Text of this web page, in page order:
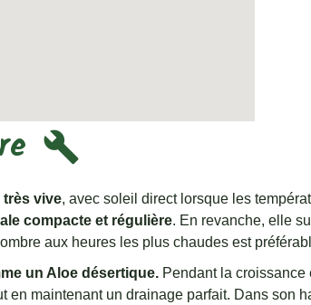
build
très vive, avec soleil direct lorsque les
compacte et régulière. En revanche, elle
aux heures les plus chaudes est
un Aloe désertique. Pendant la croissance
en maintenant un drainage parfait. Dans son